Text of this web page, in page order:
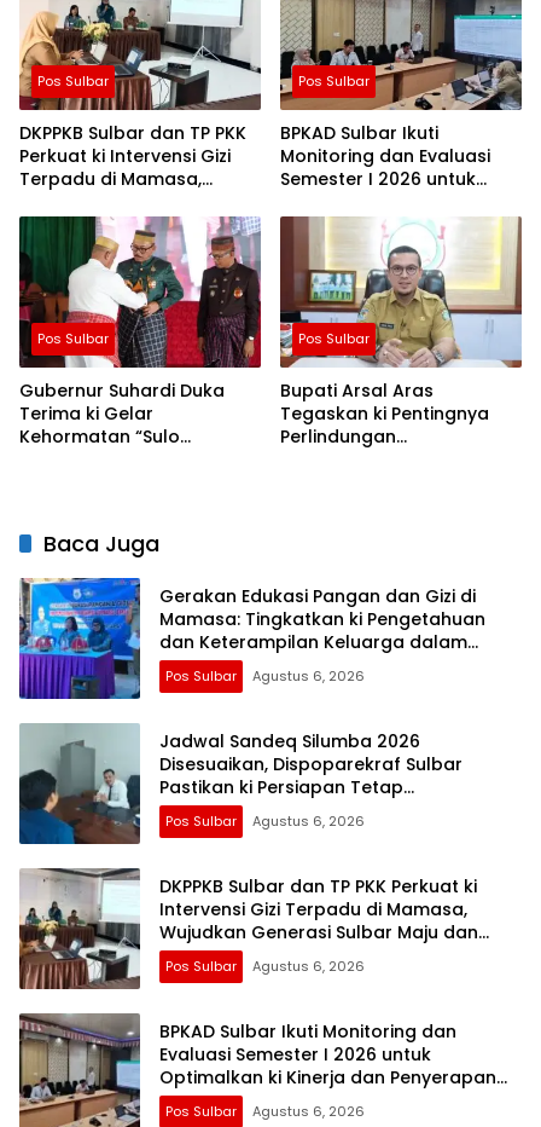
Pos Sulbar
DKPPKB Sulbar dan TP PKK
Perkuat ki Intervensi Gizi
Terpadu di Mamasa,
Maju dan Sejahtera
Pos Sulbar
BPKAD Sulbar Ikuti
Monitoring dan Evaluasi
Semester I 2026 untuk
Penyerapan Anggaran
Pos Sulbar
Gubernur Suhardi Duka
Terima ki Gelar
Kehormatan “Sulo
Pos Sulbar
Bupati Arsal Aras
Tegaskan ki Pentingnya
Perlindungan
Baca Juga
Gerakan Edukasi Pangan dan Gizi di
Mamasa: Tingkatkan ki Pengetahuan
dan Keterampilan Keluarga dalam
Pemenuhan Gizi
Pos Sulbar Agustus 6, 2026
Jadwal Sandeq Silumba 2026
Disesuaikan, Dispoparekraf Sulbar
Pastikan ki Persiapan Tetap
Dimatangkan
Pos Sulbar Agustus 6, 2026
DKPPKB Sulbar dan TP PKK Perkuat ki
Intervensi Gizi Terpadu di Mamasa,
Wujudkan Generasi Sulbar Maju dan
Sejahtera
Pos Sulbar Agustus 6, 2026
BPKAD Sulbar Ikuti Monitoring dan
Evaluasi Semester I 2026 untuk
Optimalkan ki Kinerja dan Penyerapan
Anggaran
Pos Sulbar Agustus 6, 2026